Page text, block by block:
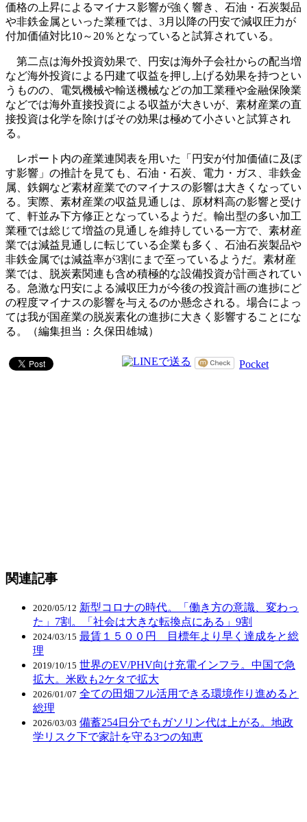
価格の上昇によるマイナス影響が強く響き、石油・石炭製品
や非鉄金属といった業種では、3月以降の円安で減収圧力が
付加価値対比10～20％となっていると試算されている。
第二点は海外投資効果で、円安は海外子会社からの配当増
など海外投資による円建て収益を押し上げる効果を持つとい
うものの、電気機械や輸送機械などの加工業種や金融保険業
などでは海外直接投資による収益が大きいが、素材産業の直
接投資は化学を除けばその効果は極めて小さいと試算され
る。
レポート内の産業連関表を用いた「円安が付加価値に及ぼ
す影響」の推計を見ても、石油・石炭、電力・ガス、非鉄金
属、鉄鋼など素材産業でのマイナスの影響は大きくなってい
る。実際、素材産業の収益見通しは、原材料高の影響と受け
て、軒並み下方修正となっているようだ。輸出型の多い加工
業種では総じて増益の見通しを維持している一方で、素材産
業では減益見通しに転じている企業も多く、石油石炭製品や
非鉄金属では減益率が3割にまで至っているようだ。素材産
業では、脱炭素関連も含め積極的な設備投資が計画されてい
る。急激な円安による減収圧力が今後の投資計画の進捗にど
の程度マイナスの影響を与えるのか懸念される。場合によっ
ては我が国産業の脱炭素化の進捗に大きく影響することにな
る。（編集担当：久保田雄城）
Pocket
関連記事
2020/05/12 新型コロナの時代。「働き方の意識、変わっ
た」7割。「社会は大きな転換点にある」9割
2024/03/15 最賃１５００円 目標年より早く達成をと総
理
2019/10/15 世界のEV/PHV向け充電インフラ。中国で急
拡大。米欧も2ケタで拡大
2026/01/07 全ての田畑フル活用できる環境作り進めると
総理
2026/03/03 備蓄254日分でもガソリン代は上がる。地政
学リスク下で家計を守る3つの知恵